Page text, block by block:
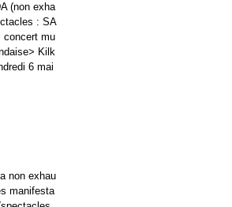
(non exha
: SA
concert mu
Kilk
6 mai
non exhau
manifesta